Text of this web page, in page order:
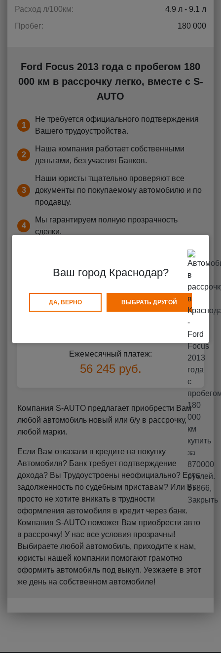
Расход л/100км:
4.9 л - 9.1 л
Пробег:
180 000
Ford Focus 2013 года с пробегом 180
000 км в рассрочку легко, вместе с S-
AUTO
1
Не требуется официального подтверждения
Вашего трудоустройства.
2
Наша компания работает собственными
деньгами, без участия Банков.
3
Наши юристы тщательно проверяют все
документы по покупаемому автомобилю и по
продавцу.
4
Мы гарантируем полную прозрачность
сделки.
Стаж вождения 3 года
Гражданство РФ
Рассрочка возможна от 12 месяцев до 3 лет
Ежемесячный платеж:
56 245 руб.
Компания S-AUTO предлагает приобрести Вам
любой автомобиль новый или б/у в рассрочку,
любой марки.
Если Вам отказали в кредите на покупку
Автомобиля? Банк требует подтверждение
дохода? Вы Трудоустроены неофициально? Есть
задолженность по судебным приставам? Или Вы
просто не хотите вникать в трудности
оформления автомобиля в кредит через банк.
Компания S-AUTO поможет Вам приобрести авто
в рассрочку! У нас все условия прозрачны!
Выбираете любой автомобиль, приходите к нам,
юристы нашей компании помогают грамотно
оформить автомобиль под выкуп. Уезжаете в этот
же день на собственном автомобиле!
Ваш город Краснодар?
ДА, ВЕРНО ВЫБРАТЬ ДРУГОЙ